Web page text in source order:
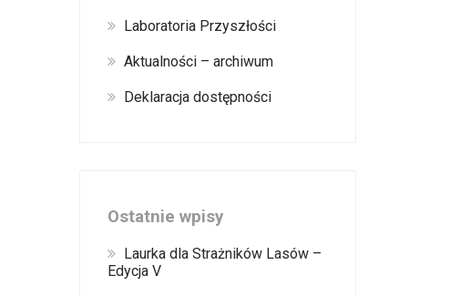
Laboratoria Przyszłości
Aktualności – archiwum
Deklaracja dostępności
Ostatnie wpisy
Laurka dla Strażników Lasów –
Edycja V